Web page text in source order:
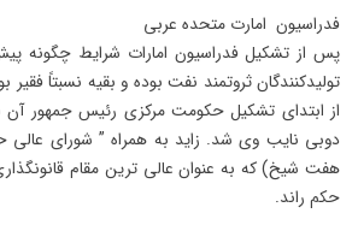
فدراسیون امارت متحده عربی
پس از تشکیل فدراسیون امارات شرایط چگونه
تولیدکنندگان ثروتمند نفت بوده و بقیه نسبتاً فقیر
از ابتدای تشکیل حکومت مرکزی رئیس جمهور آن
دوبی نایب وی شد. زاید به همراه ” شورای عالی
حکم راند.